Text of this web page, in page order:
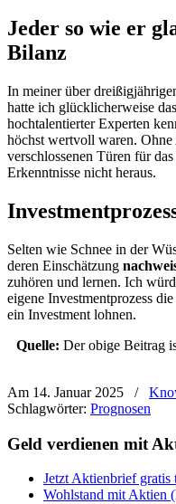
Jeder so wie er
Bilanz
In meiner über
hatte ich glücklicherweise
hochtalentierter Experten
höchst wertvoll waren. Ohne
verschlos­senen Türen für
Erkenntnisse nicht heraus.
Selten wie Schnee in der
deren Einschätzung
zuhören und lernen. Ich
eigene Investmentprozess
ein Investment lohnen.
Quelle: Der obige Beitrag
Am 14. Januar 2025
/
Schlagwörter: Prognosen
Geld verdienen mit
Jetzt Aktienbrief gratis
Wohlstand mit Aktien